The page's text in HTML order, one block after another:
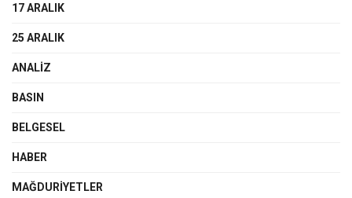
17 ARALIK
25 ARALIK
ANALIZ
BASIN
BELGESEL
HABER
MAĞDURIYETLER